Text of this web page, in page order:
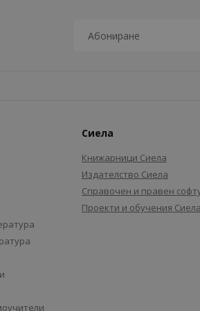
Сиела
Книжарници Сиела
Издателство Сиела
Справочен и правен
Проекти и обучения Сиела